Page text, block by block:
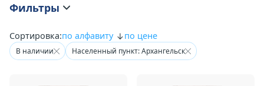
Фильтры
Сортировка:по алфавиту по цене
В наличии Населенный пункт: Архангельск